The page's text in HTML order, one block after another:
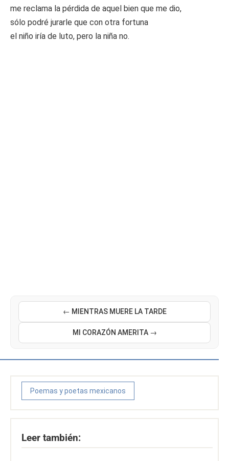
me reclama la pérdida de aquel bien que me dio,
sólo podré jurarle que con otra fortuna
el niño iría de luto, pero la niña no.
← MIENTRAS MUERE LA TARDE
MI CORAZÓN AMERITA →
Poemas y poetas mexicanos
Leer también: